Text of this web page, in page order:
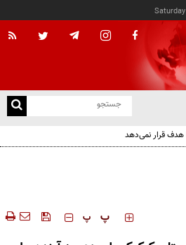
هدف قرار نمی‌دهد
‍‍‍ پ پ